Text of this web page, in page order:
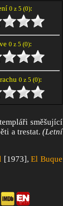
0 z 5 (0):
0 z 5 (0):
0 z 5 (0):
směšující
a trestat. (Letní
[1973],El Buque